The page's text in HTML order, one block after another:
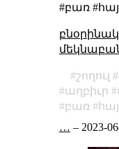
#բառ
շողուլ
աղբիւր
բառ
… – 2023-